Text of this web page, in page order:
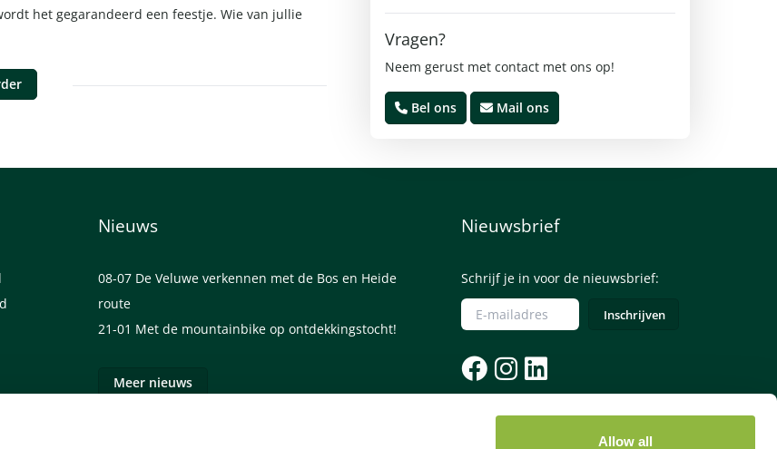
Allow all
het gegarandeerd een feestje. Wie van jullie
Vragen?
Neem gerust met contact met ons op!
Bel ons Mail ons
Nieuws
08-07 De Veluwe verkennen met de Bos en Heide
route
21-01 Met de mountainbike op ontdekkingstocht!
Meer nieuws
Nieuwsbrief
Schrijf je in voor de nieuwsbrief:
Let op: voor een telefonische reservering